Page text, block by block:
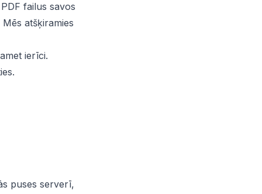
failus savos
atšķiramies
ierīci.
puses serverī,